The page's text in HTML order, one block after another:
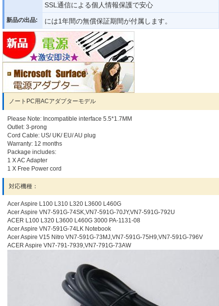
SSL通信による個人情報保護で安心
新品の出品: には1年間の無償保証期間が付属します。
ノートPC用ACアダプターモデル
Please Note: Incompatible interface 5.5*1.7MM
Outlet: 3-prong
Cord Cable: US/ UK/ EU/ AU plug
Warranty: 12 months
Package includes:
1 X AC Adapter
1 X Free Power cord
対応機種：
Acer Aspire L100 L310 L320 L3600 L460G
Acer Aspire VN7-591G-74SK,VN7-591G-70JY,VN7-591G-792U
ACER L100 L320 L3600 L460G 3000 PA-1131-08
Acer Aspire VN7-591G-74LK Notebook
Acer Aspire V15 Nitro VN7-591G-73MJ,VN7-591G-75H9,VN7-591G-796V
ACER Aspire VN7-791-7939,VN7-791G-73AW